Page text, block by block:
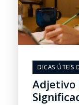
DICAS ÚTEIS
Adjetivo